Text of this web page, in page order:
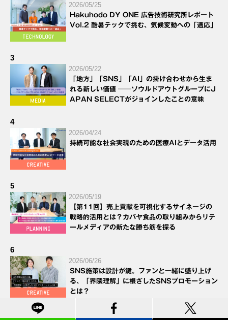
2026/05/25
Hakuhodo DY ONE 広告技術研究所レポート
Vol.2 酷暑テックで挑む、気候変動への「適応」
3
2026/05/22
「地方」「SNS」「AI」の掛け合わせから生ま
れる新しい価値 ──ソウルドアウトグループにJ
APAN SELECTがジョインしたことの意味
4
2026/04/24
持続可能な社会実現のための医療AIとデータ活用
5
2026/05/19
【第11回】売上貢献を可視化するサイネージの
戦略的活用とは？カバヤ食品の取り組みからリテ
ールメディアの新たな勝ち筋を探る
6
2026/06/26
SNS施策は設計が鍵。ファンと一緒に盛り上げ
る、「界隈理解」に根ざしたSNSプロモーション
とは？